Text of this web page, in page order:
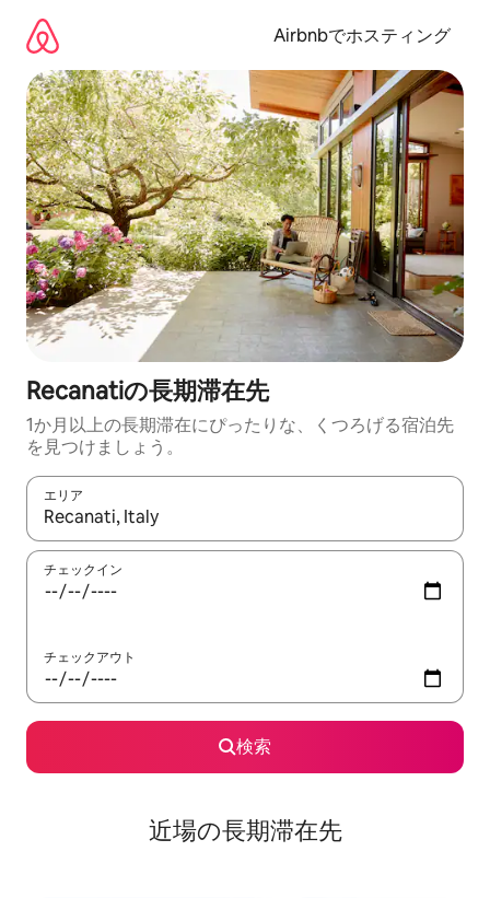
Airbnbでホスティング
Recanatiの長期滞在先
1か月以上の長期滞在にぴったりな、くつろげる宿泊先
を見つけましょう。
エリア
検索結果が表示されたら、上下の矢印キーを使って移動するか
チェックイン
チェックアウト
検索
近場の長期滞在先